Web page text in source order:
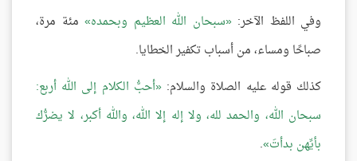
وفي اللفظ الآخر: سبحان الله العظيم وبحمده
مئة مرة،
صباحًا ومساء، من أسباب تكفير الخطايا.
كذلك قوله عليه الصلاة والسلام: أحبُّ الكلام إلى الله أربع:
سبحان الله، والحمد لله، ولا إله إلا الله، والله أكبر، لا يضرُّك
بأيِّهن بدأتَ .